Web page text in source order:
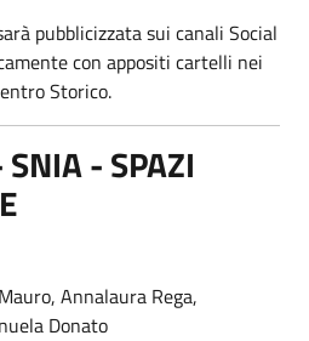
pubblicizzata sui canali Social
con appositi cartelli nei
Storico.
- SPAZI
Annalaura Rega,
Donato